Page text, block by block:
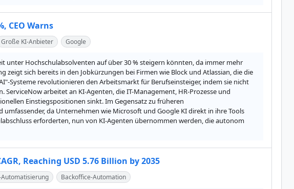
CEO Warns
Große KI-Anbieter Google
unter Hochschulabsolventen auf über 30 % steigern könnten, da immer mehr
zeigt sich bereits in den Jobkürzungen bei Firmen wie Block und Atlassian, die die
Systeme revolutionieren den Arbeitsmarkt für Berufseinsteiger, indem sie nicht
arbeitet an KI-Agenten, die IT-Management, HR-Prozesse und
Einstiegspositionen sinkt. Im Gegensatz zu früheren
da Unternehmen wie Microsoft und Google KI direkt in ihre Tools
erforderten, nun von KI-Agenten übernommen werden, die autonom
Reaching USD 5.76 Billion by 2035
Backoffice-Automation